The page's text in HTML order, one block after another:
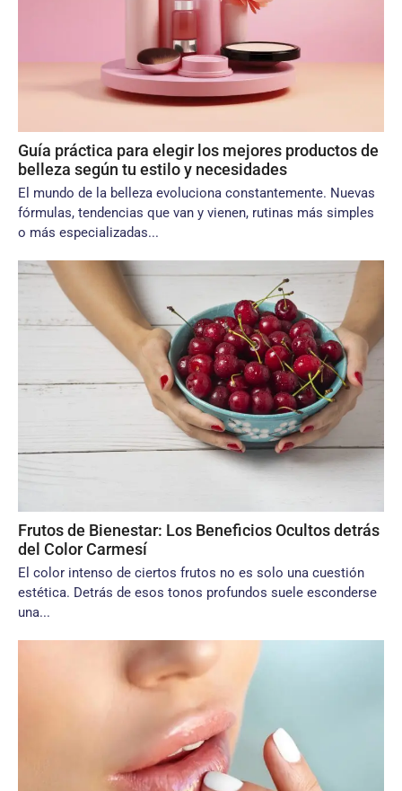
Guía práctica para elegir los mejores productos de
belleza según tu estilo y necesidades
El mundo de la belleza evoluciona constantemente. Nuevas
fórmulas, tendencias que van y vienen, rutinas más simples
o más especializadas...
Frutos de Bienestar: Los Beneficios Ocultos detrás
del Color Carmesí
El color intenso de ciertos frutos no es solo una cuestión
estética. Detrás de esos tonos profundos suele esconderse
una...